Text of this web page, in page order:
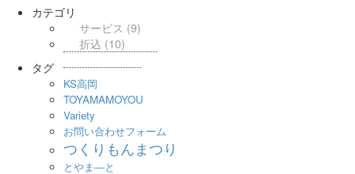
カテゴリ
サービス (9)
折込 (10)
タグ
KS高岡
TOYAMAMOYOU
Variety
お問い合わせフォーム
つくりもんまつり
とやま―と